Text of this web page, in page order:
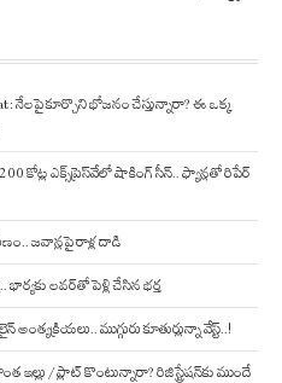
నేలపై కూర్చొని భోజనం చేస్తున్నారా? ఈ ఒక్క
కోట్ల ఎక్స్‌ప్రెస్‌వేలో షాకింగ్ సీన్.. ఫ్యాన్లతో రిపేర్
జవాన్లపై రాళ్ల దాడి
భార్యకు లవర్‌తో పెళ్లి చేసిన భర్త
అంత్యక్రియలు.. ముగ్గురు కూతుర్లున్నా వేస్ట్..!
ఇల్లు / ప్లాట్ కొంటున్నారా? రిజిస్ట్రేషన్‌కు ముందే